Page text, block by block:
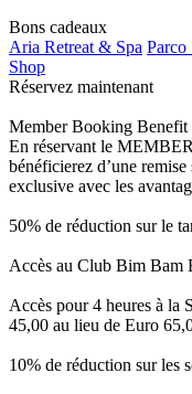
Bons cadeaux
Aria Retreat & Spa Parco
Shop
Réservez maintenant
Member Booking Benefit
En réservant le
bénéficierez d’une
exclusive avec les
50% de réduction sur le
Accès au Club Bim Bam
Accès pour 4 heures à la
45,00 au lieu de Euro
10% de réduction sur les